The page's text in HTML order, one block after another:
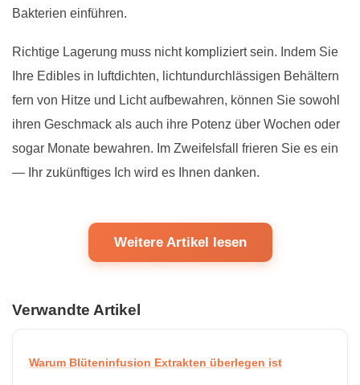
Bakterien einführen.
Richtige Lagerung muss nicht kompliziert sein. Indem Sie
Ihre Edibles in luftdichten, lichtundurchlässigen Behältern
fern von Hitze und Licht aufbewahren, können Sie sowohl
ihren Geschmack als auch ihre Potenz über Wochen oder
sogar Monate bewahren. Im Zweifelsfall frieren Sie es ein
— Ihr zukünftiges Ich wird es Ihnen danken.
Weitere Artikel lesen
Verwandte Artikel
Warum Blüteninfusion Extrakten überlegen ist